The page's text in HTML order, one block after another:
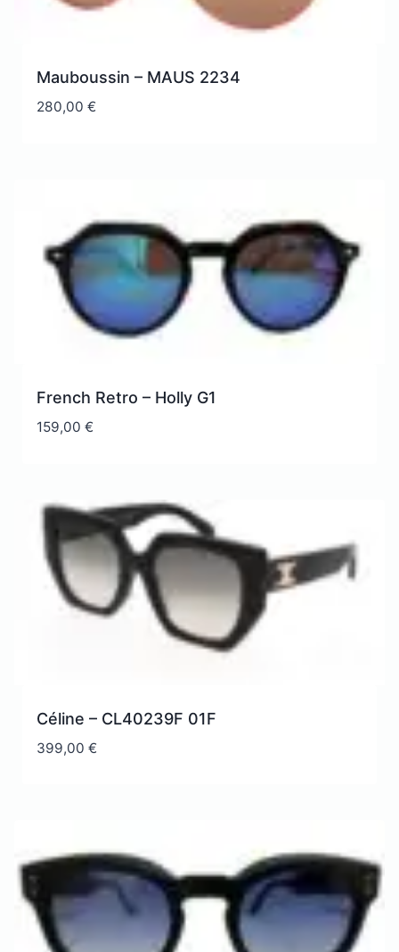
Mauboussin – MAUS 2234
280,00€
French Retro – Holly G1
159,00€
Céline – CL40239F 01F
399,00€